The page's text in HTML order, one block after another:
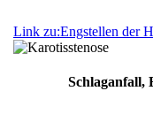
Link zu:Engstellen der
Schlag­anfall,